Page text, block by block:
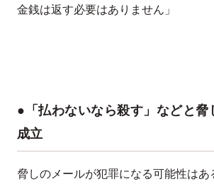
金銭は返す必要はありません」
●「払わないなら殺す」などと脅
成立
脅しのメールが犯罪になる可能性はあ